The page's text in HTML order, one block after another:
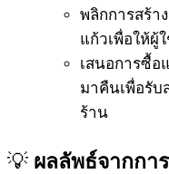
พลิกการสร้า
แก้วเพื่อให้ผู้
เสนอการซื้
มาคืนเพื่อรับ
ร้าน
💡 ผลลัพธ์จากกา